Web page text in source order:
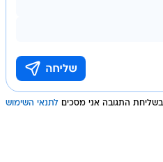
בשליחת התגובה אני מסכים לתנאי השימוש